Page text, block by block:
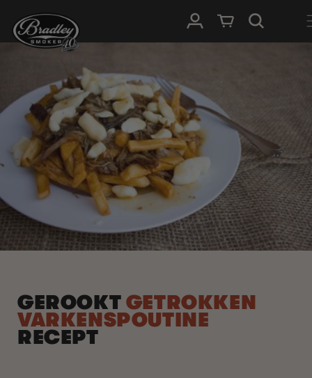
NAAR DE
CONTENT
InloggenWinkelwagen
GEROOKT GETROKKEN
VARKENSPOUTINE
RECEPT